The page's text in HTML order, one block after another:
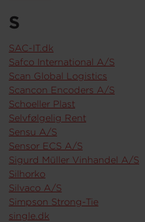
S
SAC-IT.dk
Safco International A/S
Scan Global Logistics
Scancon Encoders A/S
Schoeller Plast
Selvfølgelig Rent
Sensu A/S
Sensor ECS A/S
Sigurd Müller Vinhandel A/S
Silhorko
Silvaco A/S
Simpson Strong-Tie
single.dk